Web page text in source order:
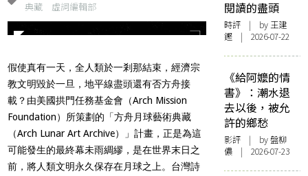
典藏
虛詞編輯部
假使真有一天，全人類於一剎那結束，經濟宗
教文明毀於一旦，地平線盡頭還有否方舟接
載？由美國拱門任務基金會（Arch Mission
Foundation）所策劃的「方舟月球藝術典藏
（Arch Lunar Art Archive）」計畫，正是為這
可能發生的最終幕未雨綢繆，是在世界末日之
前，將人類文明永久保存在月球之上。台灣詩
閱讀的盡頭
時評 | by 王建
鏗 | 2026-07-22
《給阿嬤的情
書》：潮水退
去以後，被允
許的鄉愁
影評 | by 盤柳
儂 | 2026-07-23